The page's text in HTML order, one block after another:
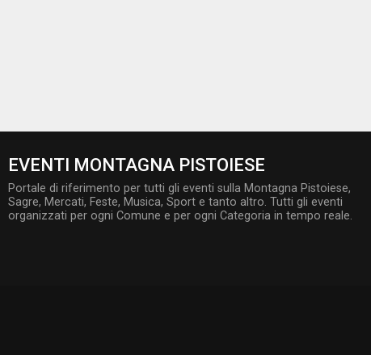
EVENTI MONTAGNA PISTOIESE
Portale di riferimento per tutti gli eventi sulla Montagna Pistoiese,
Sagre, Mercati, Feste, Musica, Sport e tanto altro. Tutti gli eventi
organizzati per ogni Comune e per ogni Categoria in tempo reale.